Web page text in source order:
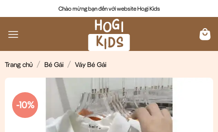
đến
nội
Chào mừng bạn đến với website Hogi Kids
Trang chủ / Bé Gái / Váy Bé Gái
-10%